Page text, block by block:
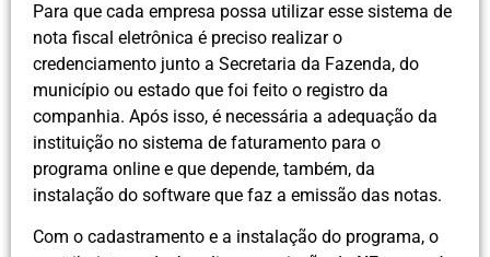
Para que cada empresa possa utilizar esse sistema de
nota fiscal eletrônica é preciso realizar o
credenciamento junto a Secretaria da Fazenda, do
município ou estado que foi feito o registro da
companhia. Após isso, é necessária a adequação da
instituição no sistema de faturamento para o
programa online e que depende, também, da
instalação do software que faz a emissão das notas.
Com o cadastramento e a instalação do programa, o